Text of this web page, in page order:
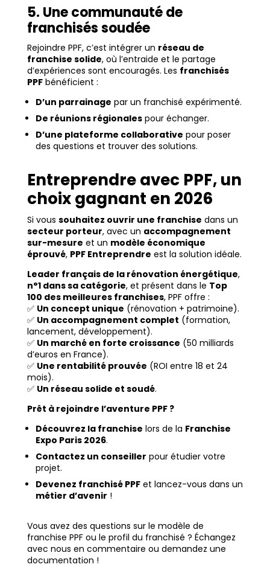
5. Une communauté de
franchisés soudée
Rejoindre PPF, c’est intégrer un réseau de
franchise solide, où l’entraide et le partage
d’expériences sont encouragés. Les franchisés
PPFbénéficient :
D’un parrainage par un franchisé expérimenté.
De réunions régionalespour échanger.
D’une plateforme collaborative pour poser
des questions et trouver des solutions.
Entreprendre avec PPF, un
choix gagnant en 2026
Si vous souhaitez ouvrir une franchise dans un
secteur porteur, avec un accompagnement
sur-mesure et un modèle économique
éprouvé, PPF Entreprendre est la solution idéale.
Leader français de la rénovation énergétique,
n°1 dans sa catégorie, et présent dans le Top
100 des meilleures franchises, PPF offre :
✅ Un concept unique (rénovation + patrimoine).
✅ Un accompagnement complet (formation,
lancement, développement).
✅ Un marché en forte croissance (50 milliards
d’euros en France).
✅ Une rentabilité prouvée (ROI entre 18 et 24
mois).
✅ Un réseau solide et soudé.
Prêt à rejoindre l’aventure PPF ?
Découvrez la franchise lors de la Franchise
Expo Paris 2026.
Contactez un conseiller pour étudier votre
projet.
Devenez franchisé PPFet lancez-vous dans un
métier d’avenir !
Vous avez des questions sur le modèle de
franchise PPF ou le profil du franchisé ? Échangez
avec nous en commentaire ou demandez une
documentation !